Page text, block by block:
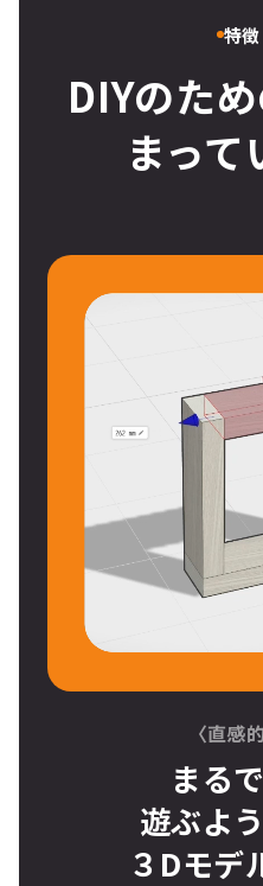
特
DIYのた
まって
〈直感
まる
遊ぶよ
３Dモデ